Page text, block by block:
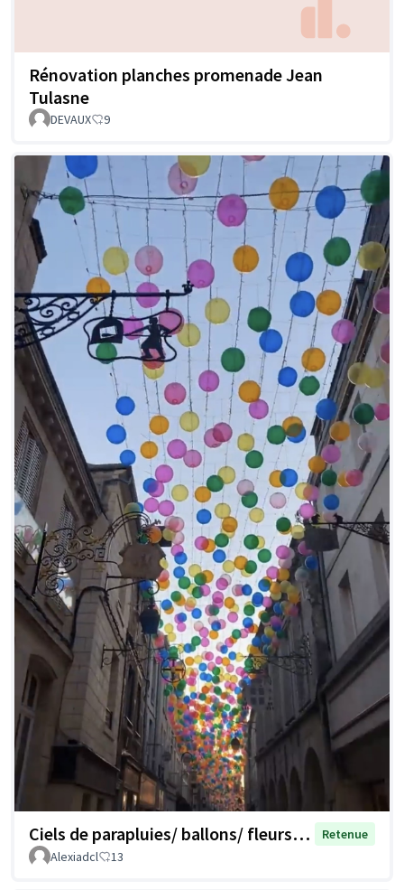
Rénovation planches promenade Jean
Tulasne
DEVAUX 9
Ciels de parapluies/ ballons/ fleurs…
Retenue
Alexiadcl
13